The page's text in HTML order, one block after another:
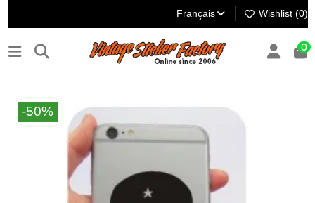
Français Wishlist (0)
0
-50%